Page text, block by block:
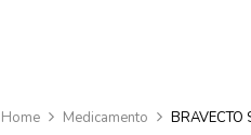
Home Medicamento BRAVECTO